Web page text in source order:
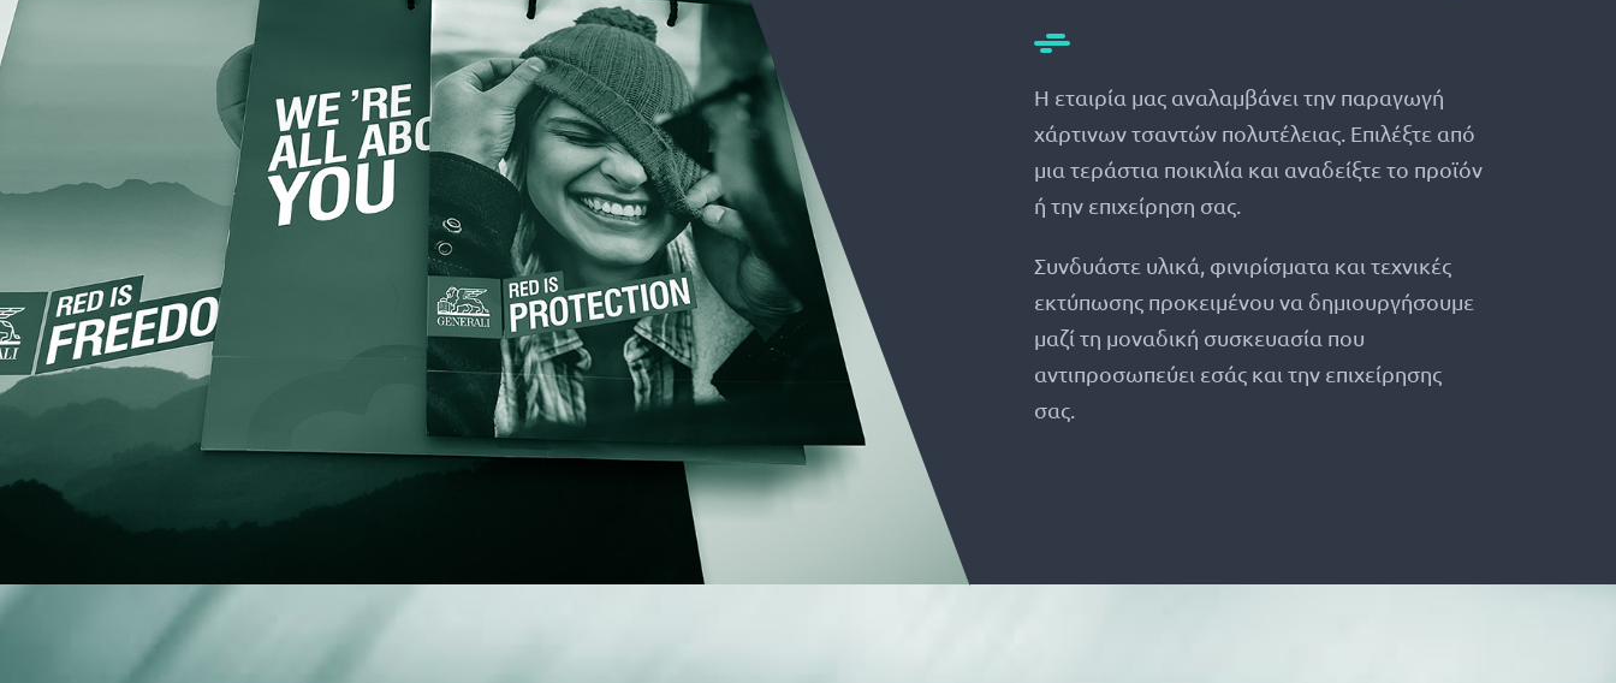
Η εταιρία μας αναλαμβάνει την παραγωγή
χάρτινων τσαντών πολυτέλειας. Επιλέξτε από
μια τεράστια ποικιλία και αναδείξτε το προϊόν
ή την επιχείρηση σας.
Συνδυάστε υλικά, φινιρίσματα και τεχνικές
εκτύπωσης προκειμένου να δημιουργήσουμε
μαζί τη μοναδική συσκευασία που
αντιπροσωπεύει εσάς και την επιχείρησης
σας.